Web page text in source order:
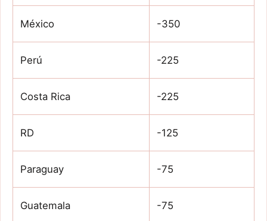
México -350
Perú -225
Costa Rica -225
RD -125
Paraguay -75
Guatemala -75